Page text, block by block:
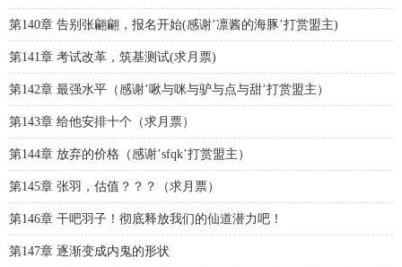
第140章 告别张翩翩，报名开始(感谢’凛酱的海豚’打赏盟主)
第141章 考试改革，筑基测试(求月票)
第142章 最强水平（感谢’啾与咪与驴与点与甜’打赏盟主）
第143章 给他安排十个（求月票）
第144章 放弃的价格（感谢’sfqk’打赏盟主）
第145章 张羽，估值？？？（求月票）
第146章 干吧羽子！彻底释放我们的仙道潜力吧！
第147章 逐渐变成内鬼的形状